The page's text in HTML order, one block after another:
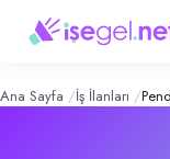
Konum:
Pendik Kurumsal Ofis,
Ana Sayfa İş İlanları